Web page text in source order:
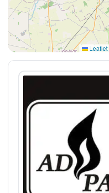
Leaflet